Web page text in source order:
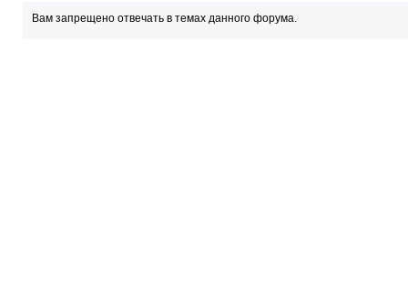
Вам запрещено отвечать в темах данного форума.